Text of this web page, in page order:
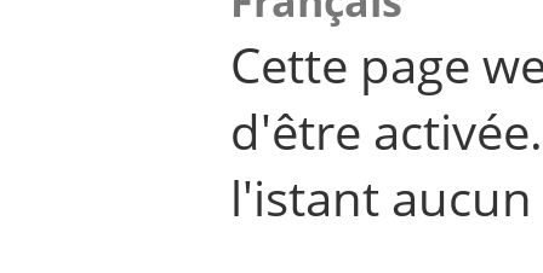
Cette page
d'être
l'istant